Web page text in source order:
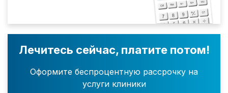
Лечитесь сейчас, платите потом!
Оформите беспроцентную рассрочку на
услуги клиники